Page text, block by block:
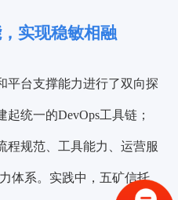
实现稳敏相融
平台支撑能力进行了双向探
统一的DevOps工具链；
程规范、工具能力、运营服
体系。实践中， 五矿信托